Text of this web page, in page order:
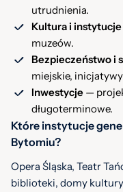
utrudnienia.
Kultura i instytucje
muzeów.
Bezpieczeństwo i
miejskie,
Inwestycje —
długoterminowe.
Które instytucje
Bytomiu?
Opera Śląska, Teatr
biblioteki, domy